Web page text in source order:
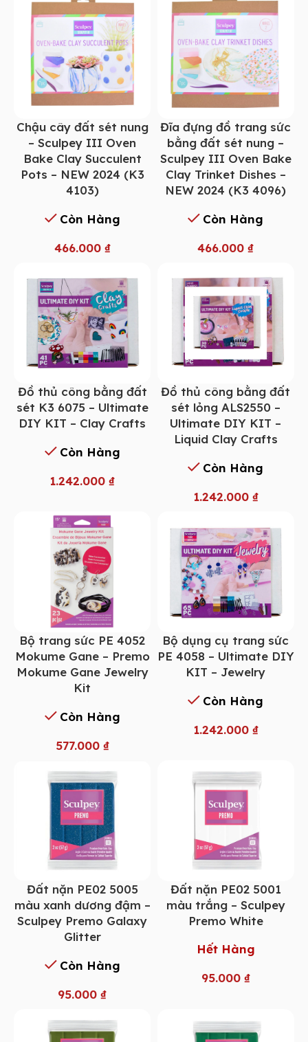
Chậu cây đất sét nung
– Sculpey III Oven
Bake Clay Succulent
Pots – NEW 2024 (K3
4103)
Còn Hàng
466.000 ₫
Đĩa đựng đồ trang sức
bằng đất sét nung –
Sculpey III Oven Bake
Clay Trinket Dishes –
NEW 2024 (K3 4096)
Còn Hàng
466.000₫
Đồ thủ công bằng đất
sét K3 6075 – Ultimate
DIY KIT – Clay Crafts
Còn Hàng
1.242.000 ₫
Đồ thủ công bằng đất
sét lỏng ALS2550 –
Ultimate DIY KIT –
Liquid Clay Crafts
Còn Hàng
1.242.000 ₫
Bộ trang sức PE 4052
Mokume Gane – Premo
Mokume Gane Jewelry
Kit
Còn Hàng
577.000 ₫
Bộ dụng cụ trang sức
PE 4058 – Ultimate DIY
KIT – Jewelry
Còn Hàng
1.242.000 ₫
Đất nặn PE02 5005
màu xanh dương đậm –
Sculpey Premo Galaxy
Glitter
Còn Hàng
95.000 ₫
Đất nặn PE02 5001
màu trắng – Sculpey
Premo White
Hết Hàng
95.000 ₫